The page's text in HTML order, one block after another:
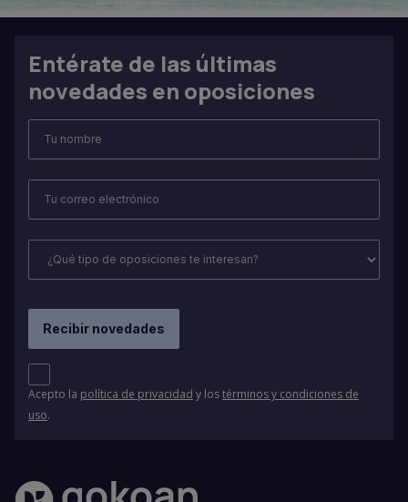
Entérate de las últimas
novedades en oposiciones
Acepto la política de privacidad y lostérminos y condiciones de
uso.